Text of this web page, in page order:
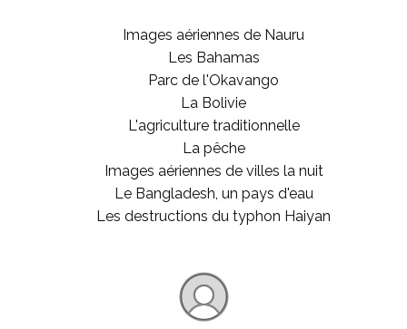
Images aériennes de Nauru
Les Bahamas
Parc de l'Okavango
La Bolivie
L'agriculture traditionnelle
La pêche
Images aériennes de villes la nuit
Le Bangladesh, un pays d'eau
Les destructions du typhon Haiyan